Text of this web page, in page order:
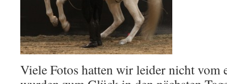
Viele Fotos hatten wir leider nicht vom